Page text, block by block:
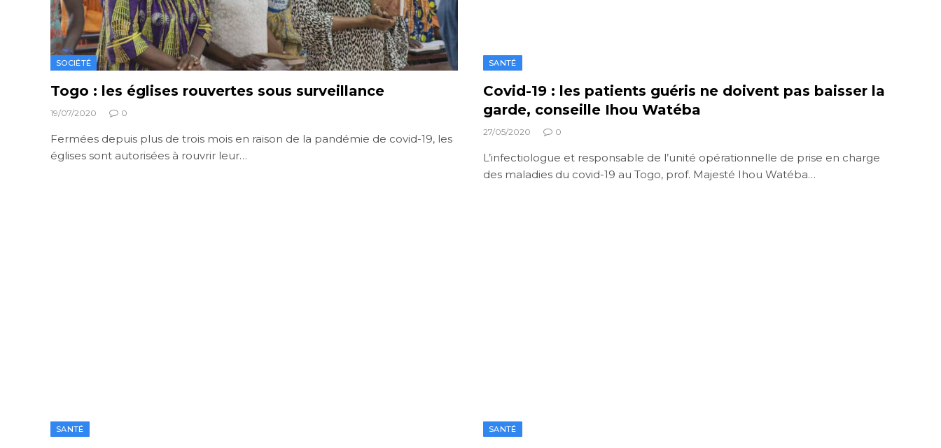
SOCIÉTÉ
Togo : les églises rouvertes sous surveillance
19/07/2020 0
Fermées depuis plus de trois mois en raison de la pandémie de covid-19, les
églises sont autorisées à rouvrir leur…
SANTÉ
Covid-19 : les patients guéris ne doivent pas baisser la
garde, conseille Ihou Watéba
27/05/2020 0
L’infectiologue et responsable de l’unité opérationnelle de prise en charge
des maladies du covid-19 au Togo, prof. Majesté Ihou Watéba…
SANTÉ SANTÉ